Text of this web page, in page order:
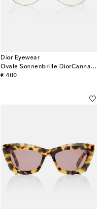
Dior Eyewear
Ovale Sonnenbrille DiorCannage O B3U
€ 400
original price